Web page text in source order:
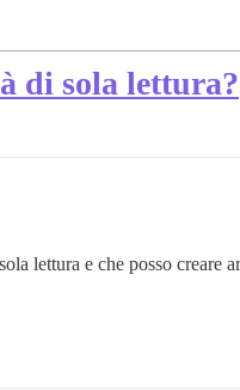
di sola lettura?
lettura e che posso creare